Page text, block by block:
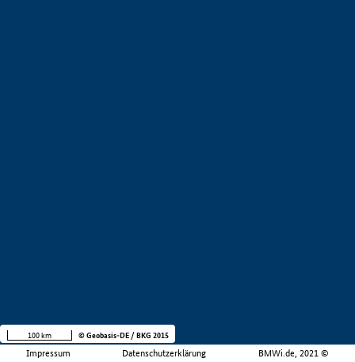
Impressum Datenschutzerklärung BMWi.de, 2021 ©
100 km © Geobasis-DE / BKG 2015